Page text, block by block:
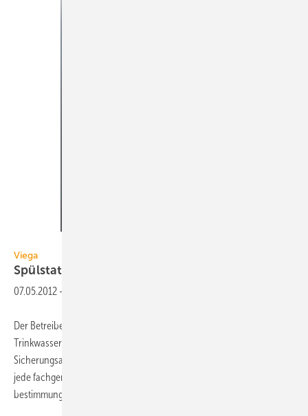
Viega
Spülstation mit Hygiene+
07.05.2012 -
Der Betreiber einer Trinkwasser-Installation ist für die Qualität des
Trinkwassers an den Entnahmestellen bzw. an den
Sicherungsarmaturen verantwortlich. Um dies sicherzustellen, muss
jede fachgerecht geplante und ausgeführte Installation auch
bestimmungsgemäß betrieben werden. Es